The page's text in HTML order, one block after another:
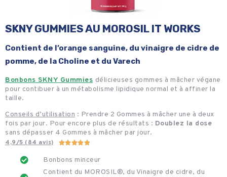
SKNY GUMMIES AU MOROSIL IT WORKS
Contient de l’orange sanguine, du vinaigre de cidre de
pomme, de la Choline et du Varech
Bonbons SKNY Gummies délicieuses gommes à mâcher végane
pour contibuer à un métabolisme lipidique normal et à affiner la
taille.
Conseils d’utilisation : Prendre 2 Gommes à mâcher une à deux
fois par jour. Pour encore plus de résultats : Doublez la dose
sans dépasser 4 Gommes à mâcher par jour.
4,9/5 (84 avis) 
Bonbons minceur
Contient du MOROSIL®, du Vinaigre de cidre, du